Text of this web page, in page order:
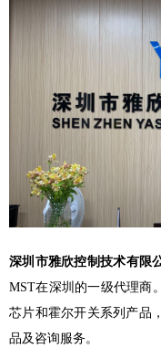
深圳市雅欣控制技术有限
MST在深圳的一级代理商
芯片和霍尔开关系列产品
品及咨询服务。